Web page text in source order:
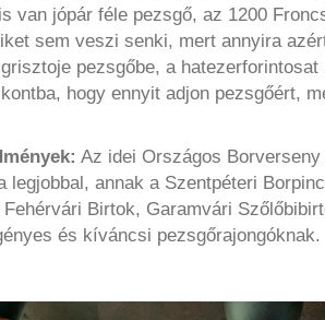
van jópár féle pezsgő, az 1200
sem veszi senki, mert annyira
pezsgőbe, a
hogy ennyit adjon pezsgőért,
Az idei Országos
legjobbal, annak a Szentpéteri
Birtok, Garamvári
és kíváncsi pezsgőrajongóknak.